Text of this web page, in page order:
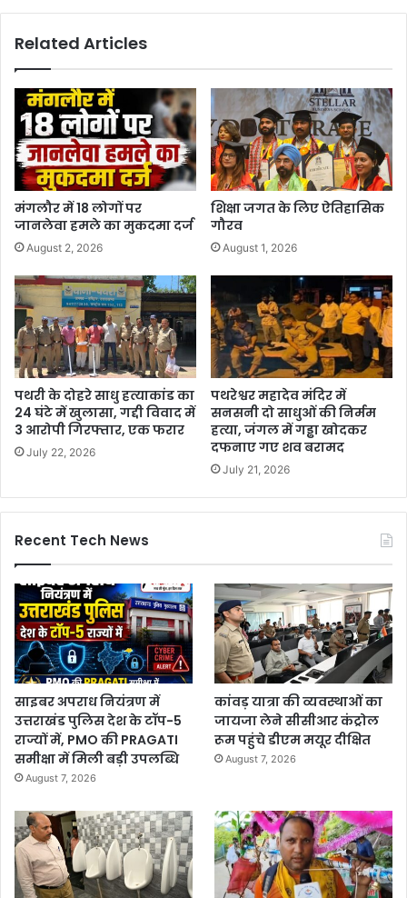
Related Articles
मंगलौर में 18 लोगों पर
जानलेवा हमले का मुकदमा दर्ज
August 2, 2026
शिक्षा जगत के लिए ऐतिहासिक
गौरव
August 1, 2026
पथरी के दोहरे साधु हत्याकांड का
24 घंटे में खुलासा, गद्दी विवाद में
3 आरोपी गिरफ्तार, एक फरार
July 22, 2026
पथरेश्वर महादेव मंदिर में
सनसनी दो साधुओं की निर्मम
हत्या, जंगल में गड्ढा खोदकर
दफनाए गए शव बरामद
July 21, 2026
Recent Tech News
साइबर अपराध नियंत्रण में
उत्तराखंड पुलिस देश के टॉप-5
राज्यों में, PMO की PRAGATI
समीक्षा में मिली बड़ी उपलब्धि
August 7, 2026
कांवड़ यात्रा की व्यवस्थाओं का
जायजा लेने सीसीआर कंट्रोल
रूम पहुंचे डीएम मयूर दीक्षित
August 7, 2026